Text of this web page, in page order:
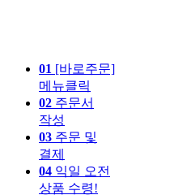
01 [바로주문]
메뉴클릭
02 주문서
작성
03 주문 및
결제
04 익일 오전
상품 수령!